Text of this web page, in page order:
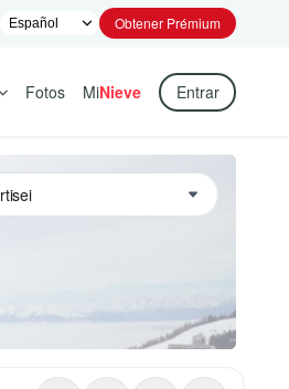
Obtener Prémium
Fotos MiNieve Entrar